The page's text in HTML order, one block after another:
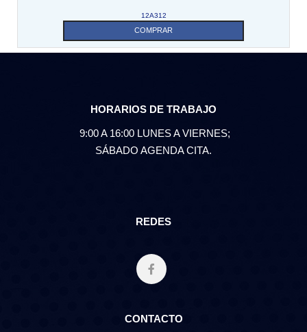
12A312
COMPRAR
HORARIOS DE TRABAJO
9:00 A 16:00 LUNES A VIERNES;
SÁBADO AGENDA CITA.
REDES
CONTACTO